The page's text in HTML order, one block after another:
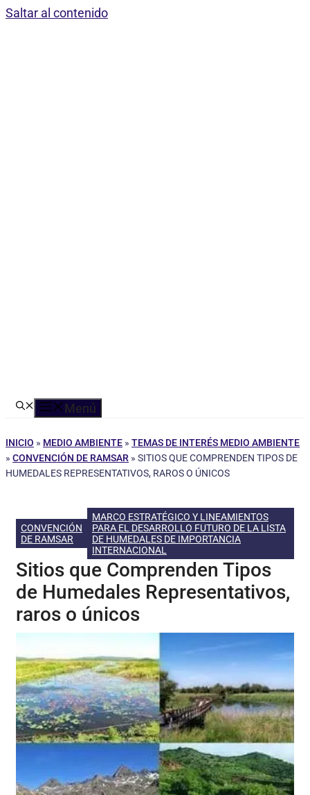
Saltar al contenido
Menú
INICIO » MEDIO AMBIENTE » TEMAS DE INTERÉS MEDIO AMBIENTE
» CONVENCIÓN DE RAMSAR » SITIOS QUE COMPRENDEN TIPOS DE
HUMEDALES REPRESENTATIVOS, RAROS O ÚNICOS
CONVENCIÓN
DE RAMSAR
MARCO ESTRATÉGICO Y LINEAMIENTOS
PARA EL DESARROLLO FUTURO DE LA LISTA
DE HUMEDALES DE IMPORTANCIA
INTERNACIONAL
Sitios que Comprenden Tipos
de Humedales Representativos,
raros o únicos